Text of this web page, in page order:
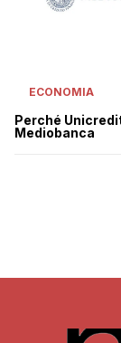
ECONOMIA
Perché
Mediobanca